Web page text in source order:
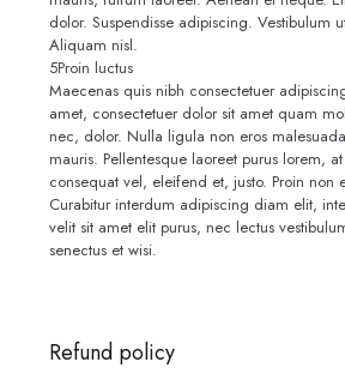
dolor. Suspendisse adipiscing. Vestibulum
Aliquam nisl.
5Proin luctus
Maecenas quis nibh consectetuer
amet, consectetuer dolor sit amet quam
nec, dolor. Nulla ligula non eros
mauris. Pellentesque laoreet purus lorem, at
consequat vel, eleifend et, justo. Proin non
Curabitur interdum adipiscing diam elit,
velit sit amet elit purus, nec lectus
senectus et wisi.
Refund policy